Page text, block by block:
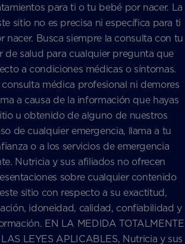
para ti o tu bebé por nacer. La
sitio no es precisa ni específica para ti
nacer. Busca siempre la consulta con tu
de salud para cualquier pregunta que
a condiciones médicas o síntomas.
médica profesional ni demores
a causa de la información que hayas
u obtenido de alguno de nuestros
de cualquier emergencia, llama a tu
o a los servicios de emergencia
Nutricia y sus afiliados no ofrecen
sobre cualquier contenido
sitio con respecto a su exactitud,
idoneidad, calidad, confiabilidad y
EN LA MEDIDA TOTALMENTE
LEYES APLICABLES, Nutricia y sus